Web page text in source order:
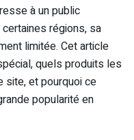
à un public
régions, sa
limitée. Cet article
quels produits les
site, et pourquoi ce
popularité en